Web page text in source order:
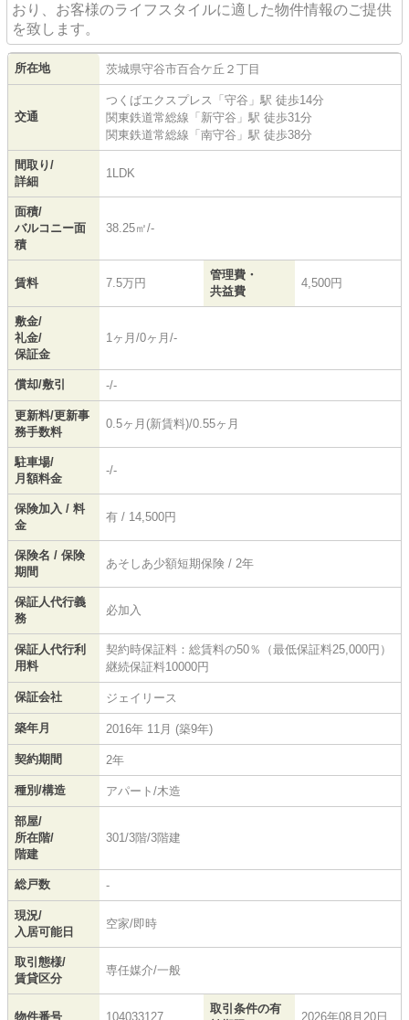
おり、お客様のライフスタイルに適した物件情報のご提供
を致します。
所在地 茨城県守谷市百合ケ丘 ２丁目
交通
つくばエクスプレス 「 守谷 」駅 徒歩14分
関東鉄道常総線 「 新守谷 」駅 徒歩31分
関東鉄道常総線 「 南守谷 」駅 徒歩38分
間取り/
詳細
1LDK
面積/
バルコニー面
積
38.25㎡/-
賃料 7.5万円
管理費・
共益費
4,500円
敷金/
礼金/
保証金
1ヶ月/0ヶ月/-
償却/敷引 -/-
更新料/更新事
務手数料
0.5ヶ月(新賃料)/0.55ヶ月
駐車場/
月額料金
-/-
保険加入 / 料
金
有 / 14,500円
保険名 / 保険
期間
あそしあ少額短期保険 / 2年
保証人代行義
務
必加入
保証人代行利
用料
契約時保証料：総賃料の50％（最低保証料25,000円）
継続保証料10000円
保証会社 ジェイリース
築年月 2016年 11月 (築9年)
契約期間 2年
種別/構造 アパート/木造
部屋/
所在階/
階建
301/3階/3階建
総戸数 -
現況/
入居可能日
空家/即時
取引態様/
賃貸区分
専任媒介/一般
物件番号 104033127
取引条件の有
2026年08月20日